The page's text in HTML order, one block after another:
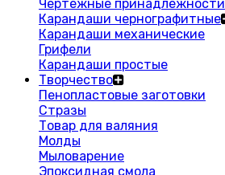
Чертежные принадлежности
Карандаши чернографитные
Карандаши механические
Грифели
Карандаши простые
Творчество
Пенопластовые заготовки
Стразы
Товар для валяния
Молды
Мыловарение
Эпоксидная смола